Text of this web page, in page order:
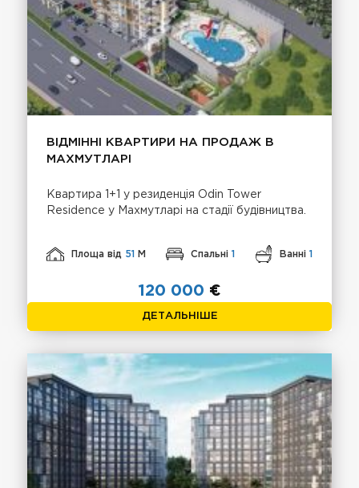
ВІДМІННІ КВАРТИРИ НА ПРОДАЖ В
МАХМУТЛАРІ
Квартира 1+1 у резиденція Odin Tower
Residence у Махмутларі на стадії будівництва.
Площа від 51 М Спальні 1 Ванні 1
120 000 €
ДЕТАЛЬНІШЕ